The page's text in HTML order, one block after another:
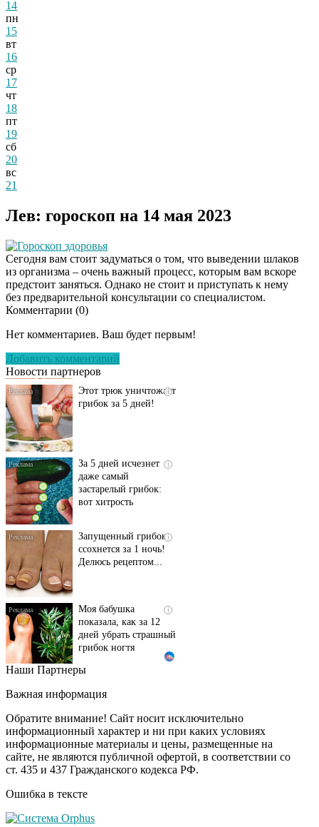
14
пн
15
вт
16
ср
17
чт
18
пт
19
сб
20
вс
21
Лев: гороскоп на 14 мая 2023
Гороскоп здоровья
Сегодня вам стоит задуматься о том, что выведении шлаков
из организма – очень важный процесс, которым вам вскоре
предстоит заняться. Однако не стоит и приступать к нему
без предварительной консультации со специалистом.
Комментарии (0)
Нет комментариев. Ваш будет первым!
Добавить комментарий
Новости партнеров
Даже самый
исчезнет с корнем,
грибок за 5 дней!
даже самый
застарелый грибок:
вот хитрость
ссохнется за 1 ночь!
Делюсь рецептом...
показала, как за 12
дней убрать страшный
грибок ногтя
Этот танец невесты
Пересмотрела 10 раз
i
Ролик длится пару
секунд, но вы будете в
шоке от увиденного
Ролик из Омска: вы
Наши Партнеры
Важная информация
Обратите внимание! Сайт носит исключительно
информационный характер и ни при каких условиях
информационные материалы и цены, размещенные на
сайте, не являются публичной офертой, в соответствии со
ст. 435 и 437 Гражданского кодекса РФ.
Ошибка в тексте